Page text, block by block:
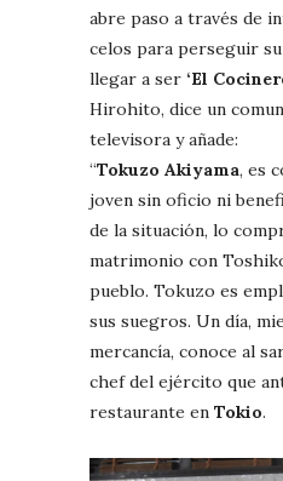
abre paso a través de
celos para perseguir
llegar a ser ‘El
Hirohito, dice un
televisora y añade:
“Tokuzo Akiyama, es
joven sin oficio ni
de la situación, lo
matrimonio con
pueblo. Tokuzo es
sus suegros. Un día,
mercancía, conoce al
chef del ejército que
restaurante en Tokio.